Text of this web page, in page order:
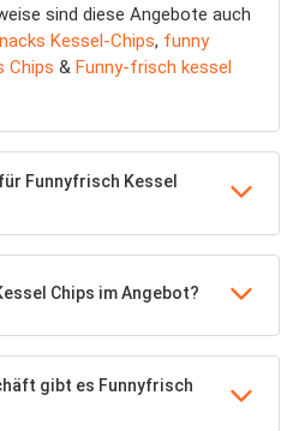
sind diese Angebote auch
Kessel-Chips, funny
Chips & Funny-frisch kessel
Funnyfrisch Kessel
Chips im Angebot?
gibt es Funnyfrisch